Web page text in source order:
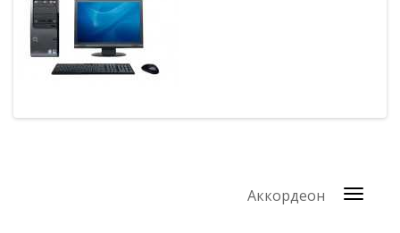
Аккордеон